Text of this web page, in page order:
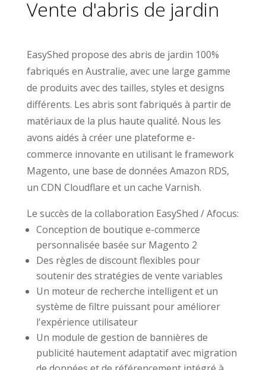
Vente d'abris de jardin
EasyShed propose des abris de jardin 100%
fabriqués en Australie, avec une large gamme
de produits avec des tailles, styles et designs
différents. Les abris sont fabriqués à partir de
matériaux de la plus haute qualité. Nous les
avons aidés à créer une plateforme e-
commerce innovante en utilisant le framework
Magento, une base de données Amazon RDS,
un CDN Cloudflare et un cache Varnish.
Le succès de la collaboration EasyShed / Afocus:
Conception de boutique e-commerce
personnalisée basée sur Magento 2
Des règles de discount flexibles pour
soutenir des stratégies de vente variables
Un moteur de recherche intelligent et un
système de filtre puissant pour améliorer
l'expérience utilisateur
Un module de gestion de bannières de
publicité hautement adaptatif avec migration